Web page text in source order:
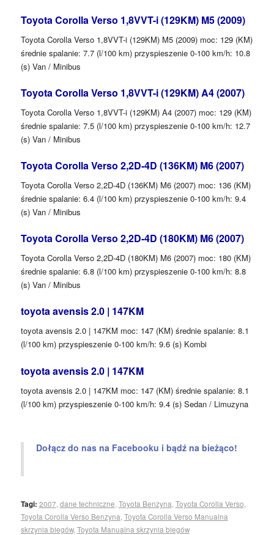
Toyota Corolla Verso 1,8VVT-i (129KM) M5 (2009)
Toyota Corolla Verso 1,8VVT-i (129KM) M5 (2009) moc: 129 (KM)
średnie spalanie: 7.7 (l/100 km) przyspieszenie 0-100 km/h: 10.8
(s) Van / Minibus
Toyota Corolla Verso 1,8VVT-i (129KM) A4 (2007)
Toyota Corolla Verso 1,8VVT-i (129KM) A4 (2007) moc: 129 (KM)
średnie spalanie: 7.5 (l/100 km) przyspieszenie 0-100 km/h: 12.7
(s) Van / Minibus
Toyota Corolla Verso 2,2D-4D (136KM) M6 (2007)
Toyota Corolla Verso 2,2D-4D (136KM) M6 (2007) moc: 136 (KM)
średnie spalanie: 6.4 (l/100 km) przyspieszenie 0-100 km/h: 9.4
(s) Van / Minibus
Toyota Corolla Verso 2,2D-4D (180KM) M6 (2007)
Toyota Corolla Verso 2,2D-4D (180KM) M6 (2007) moc: 180 (KM)
średnie spalanie: 6.8 (l/100 km) przyspieszenie 0-100 km/h: 8.8
(s) Van / Minibus
toyota avensis 2.0 | 147KM
toyota avensis 2.0 | 147KM moc: 147 (KM) średnie spalanie: 8.1
(l/100 km) przyspieszenie 0-100 km/h: 9.6 (s) Kombi
toyota avensis 2.0 | 147KM
toyota avensis 2.0 | 147KM moc: 147 (KM) średnie spalanie: 8.1
(l/100 km) przyspieszenie 0-100 km/h: 9.4 (s) Sedan / Limuzyna
Dołącz do nas na Facebooku i bądź na bieżąco!
Tagi: 2007 dane techniczne Toyota Benzyna Toyota Corolla Verso
Toyota Corolla Verso Benzyna Toyota Corolla Verso Manualna
skrzynia biegów, Toyota Manualna skrzynia biegów